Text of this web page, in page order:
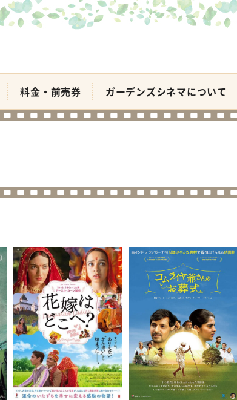
料金・前売券 ガーデンズシネマについて